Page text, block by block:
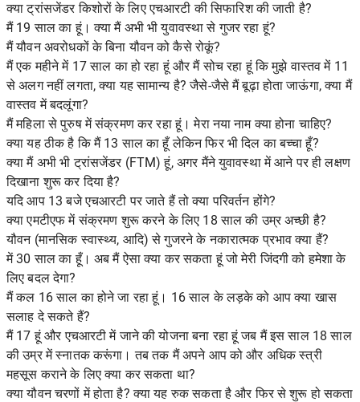
क्या ट्रांसजेंडर किशोरों के लिए एचआरटी की सिफारिश की जाती है?
मैं 19 साल का हूं। क्या मैं अभी भी युवावस्था से गुजर रहा हूं?
मैं यौवन अवरोधकों के बिना यौवन को कैसे रोकूं?
मैं एक महीने में 17 साल का हो रहा हूं और मैं सोच रहा हूं कि मुझे वास्तव में 11
से अलग नहीं लगता, क्या यह सामान्य है? जैसे-जैसे मैं बूढ़ा होता जाऊंगा, क्या मैं
वास्तव में बदलूंगा?
मैं महिला से पुरुष में संक्रमण कर रहा हूं। मेरा नया नाम क्या होना चाहिए?
क्या यह ठीक है कि मैं 13 साल का हूँ लेकिन फिर भी दिल का बच्चा हूँ?
क्या मैं अभी भी ट्रांसजेंडर (FTM) हूं, अगर मैंने युवावस्था में आने पर ही लक्षण
दिखाना शुरू कर दिया है?
यदि आप 13 बजे एचआरटी पर जाते हैं तो क्या परिवर्तन होंगे?
क्या एमटीएफ में संक्रमण शुरू करने के लिए 18 साल की उम्र अच्छी है?
यौवन (मानसिक स्वास्थ्य, आदि) से गुजरने के नकारात्मक प्रभाव क्या हैं?
में 30 साल का हूँ। अब मैं ऐसा क्या कर सकता हूं जो मेरी जिंदगी को हमेशा के
लिए बदल देगा?
मैं कल 16 साल का होने जा रहा हूं। 16 साल के लड़के को आप क्या खास
सलाह दे सकते हैं?
मैं 17 हूं और एचआरटी में जाने की योजना बना रहा हूं जब मैं इस साल 18 साल
की उम्र में स्नातक करूंगा। तब तक मैं अपने आप को और अधिक स्त्री
महसूस कराने के लिए क्या कर सकता था?
क्या यौवन चरणों में होता है? क्या यह रुक सकता है और फिर से शुरू हो सकता